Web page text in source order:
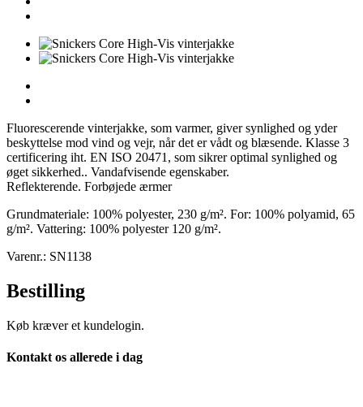
Fluorescerende vinterjakke, som varmer, giver synlighed og yder
beskyttelse mod vind og vejr, når det er vådt og blæsende. Klasse 3
certificering iht. EN ISO 20471, som sikrer optimal synlighed og
øget sikkerhed.. Vandafvisende egenskaber.
Reflekterende. Forbøjede ærmer
Grundmateriale: 100% polyester, 230 g/m². For: 100% polyamid, 65
g/m². Vattering: 100% polyester 120 g/m².
Varenr.: SN1138
Bestilling
Køb kræver et kundelogin.
Kontakt os allerede i dag